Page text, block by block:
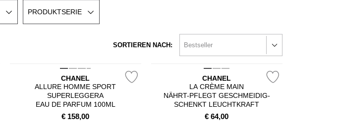
PRODUKTSERIE
SORTIEREN NACH:
CHANEL
ALLURE HOMME SPORT
SUPERLEGGERA
EAU DE PARFUM 100ML
€ 158,00
CHANEL
LA CRÈME MAIN
NÄHRT-PFLEGT GESCHMEIDIG-
SCHENKT LEUCHTKRAFT
€64,00